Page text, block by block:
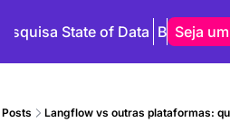
State of Data BlogSeja
Posts Langflow vs outras plataformas: